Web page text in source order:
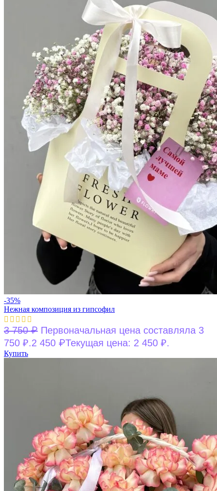
-35%
Нежная композиция из гипсофил
3 750₽ Первоначальная цена составляла 3
750 ₽.2 450 ₽Текущая цена: 2 450 ₽.
Купить